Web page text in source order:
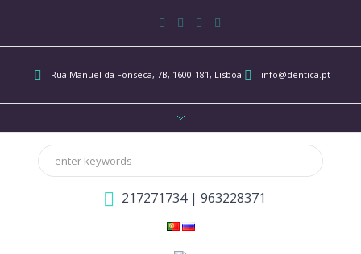
Rua Manuel da Fonseca, 7B, 1600-181, Lisboa info@dentica.pt
217271734 |963228371